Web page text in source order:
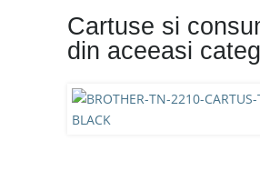
Cartuse si
din aceeasi